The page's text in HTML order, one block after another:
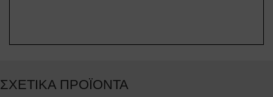
ΣΧΕΤΙΚΆ ΠΡΟΪΌΝΤΑ